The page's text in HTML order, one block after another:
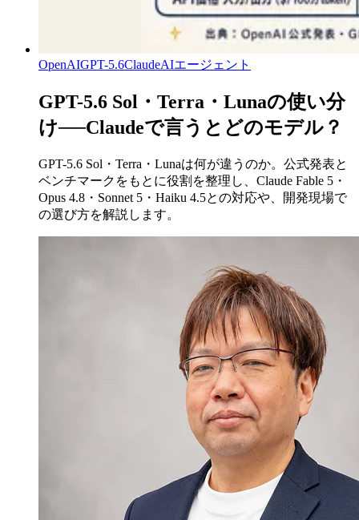
OpenAIGPT-5.6ClaudeAIエージェント
GPT-5.6 Sol・Terra・Lunaの使い分
け──Claudeで言うとどのモデル？
GPT-5.6 Sol・Terra・Lunaは何が違うのか。公式発表と
ベンチマークをもとに役割を整理し、Claude Fable 5・
Opus 4.8・Sonnet 5・Haiku 4.5との対応や、開発現場で
の選び方を解説します。